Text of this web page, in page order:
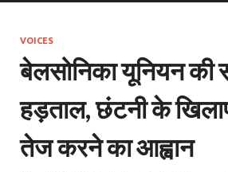
VOICES
बेलसोनिका यूनियन की
हड़ताल, छंटनी के
तेज करने का आह्वान